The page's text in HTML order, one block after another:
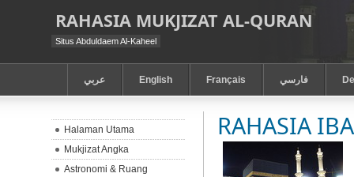
RAHASIA MUKJIZAT AL-QURAN
Situs Abduldaem Al-Kaheel
عربي English Français فارسي
RAHASIA
Halaman Utama
Mukjizat Angka
Astronomi & Ruang